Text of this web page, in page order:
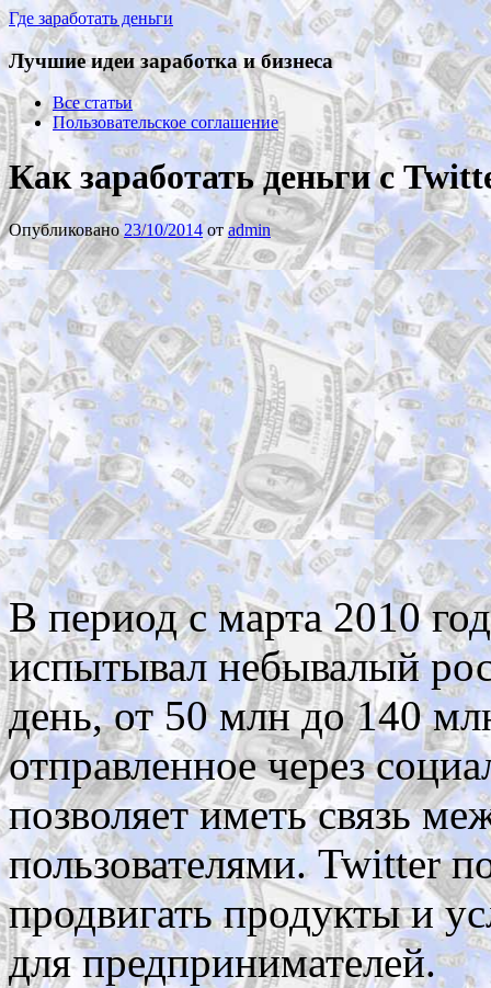
Где заработать деньги
Лучшие идеи заработка и бизнеса
Все статьи
Пользовательское соглашение
Как заработать деньги с
Опубликовано23/10/2014 отadmin
В период с марта 2010
испытывал небывалый
день, от 50 млн до 140
отправленное через
позволяет иметь связь
пользователями. Twitter
продвигать продукты и
для предпринимателей.